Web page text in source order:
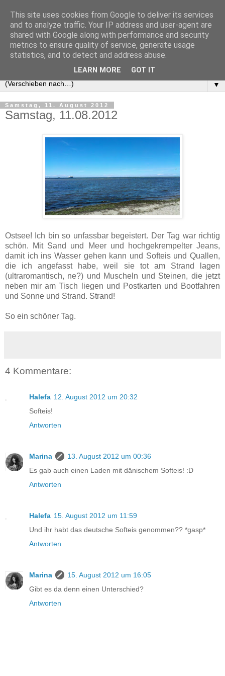
▼
Samstag, 11. August 2012
Samstag, 11.08.2012
Ostsee! Ich bin so unfassbar begeistert. Der Tag war richtig
schön. Mit Sand und Meer und hochgekrempelter Jeans,
damit ich ins Wasser gehen kann und Softeis und Quallen,
die ich angefasst habe, weil sie tot am Strand lagen
(ultraromantisch, ne?) und Muscheln und Steinen, die jetzt
neben mir am Tisch liegen und Postkarten und Bootfahren
und Sonne und Strand. Strand!
So ein schöner Tag.
4 Kommentare:
Halefa 12. August 2012 um 20:32
Softeis!
Antworten
Marina
13. August 2012 um 00:36
Es gab auch einen Laden mit dänischem Softeis! :D
Antworten
Halefa 15. August 2012 um 11:59
Und ihr habt das deutsche Softeis genommen?? *gasp*
Antworten
Marina
15. August 2012 um 16:05
Gibt es da denn einen Unterschied?
Antworten
This site uses cookies from Google to deliver its services
and to analyze traffic. Your IP address and user-agent are
shared with Google along with performance and security
metrics to ensure quality of service, generate usage
statistics, and to detect and address abuse.
LEARN MORE GOT IT